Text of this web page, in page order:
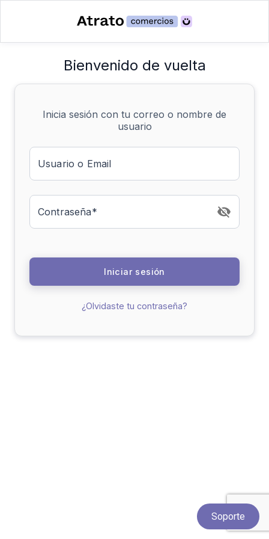
Soporte
Bienvenido de vuelta
Inicia sesión con tu correo o nombre de
usuario
Usuario o Email
Contraseña*
Iniciar sesión
¿Olvidaste tu contraseña?